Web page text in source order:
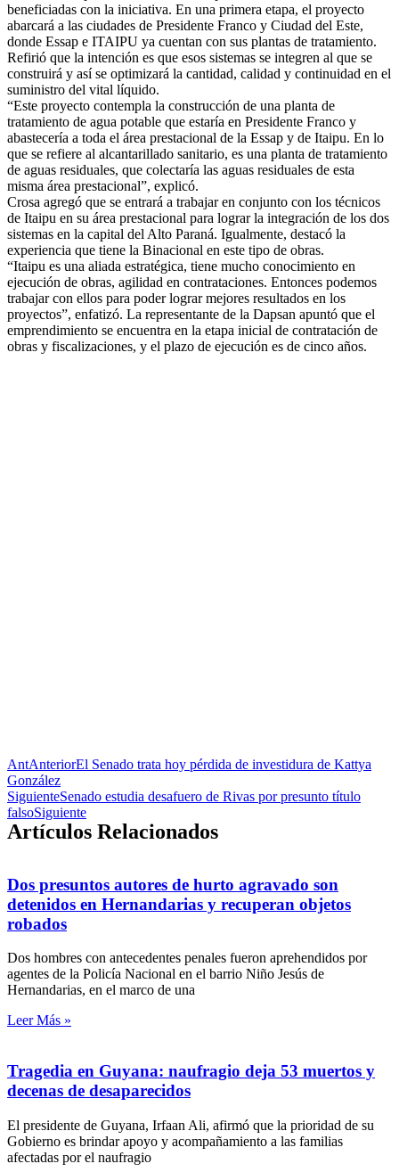
beneficiadas con la iniciativa. En una primera etapa, el proyecto
abarcará a las ciudades de Presidente Franco y Ciudad del Este,
donde Essap e ITAIPU ya cuentan con sus plantas de tratamiento.
Refirió que la intención es que esos sistemas se integren al que se
construirá y así se optimizará la cantidad, calidad y continuidad en el
suministro del vital líquido.
“Este proyecto contempla la construcción de una planta de
tratamiento de agua potable que estaría en Presidente Franco y
abastecería a toda el área prestacional de la Essap y de Itaipu. En lo
que se refiere al alcantarillado sanitario, es una planta de tratamiento
de aguas residuales, que colectaría las aguas residuales de esta
misma área prestacional”, explicó.
Crosa agregó que se entrará a trabajar en conjunto con los técnicos
de Itaipu en su área prestacional para lograr la integración de los dos
sistemas en la capital del Alto Paraná. Igualmente, destacó la
experiencia que tiene la Binacional en este tipo de obras.
“Itaipu es una aliada estratégica, tiene mucho conocimiento en
ejecución de obras, agilidad en contrataciones. Entonces podemos
trabajar con ellos para poder lograr mejores resultados en los
proyectos”, enfatizó. La representante de la Dapsan apuntó que el
emprendimiento se encuentra en la etapa inicial de contratación de
obras y fiscalizaciones, y el plazo de ejecución es de cinco años.
AntAnteriorEl Senado trata hoy pérdida de investidura de Kattya
González
SiguienteSenado estudia desafuero de Rivas por presunto título
falsoSiguiente
Artículos Relacionados
Dos presuntos autores de hurto agravado son
detenidos en Hernandarias y recuperan objetos
robados
Dos hombres con antecedentes penales fueron aprehendidos por
agentes de la Policía Nacional en el barrio Niño Jesús de
Hernandarias, en el marco de una
Leer Más »
Tragedia en Guyana: naufragio deja 53 muertos y
decenas de desaparecidos
El presidente de Guyana, Irfaan Ali, afirmó que la prioridad de su
Gobierno es brindar apoyo y acompañamiento a las familias
afectadas por el naufragio